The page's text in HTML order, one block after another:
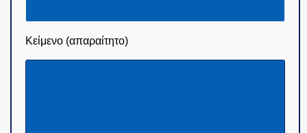
Κείμενο (απαραίτητο)